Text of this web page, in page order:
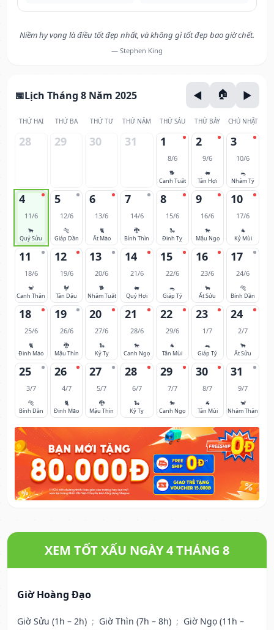
Niềm hy vọng là điều tốt đẹp nhất, và không gì tốt đẹp bao giờ chết.
— Stephen King
Lịch Tháng 8 Năm 2025
THỨ HAI THỨ BA THỨ TƯ THỨ NĂM THỨ SÁU THỨ BẢY CHỦ NHẬT
28 29 30 31 1
8/6
🐕
Canh Tuất
2
9/6
🐖
Tân Hợi
3
10/6
🐀
Nhâm Tý
4
11/6
🐂
Quý Sửu
5
12/6
🐅
Giáp Dần
6
13/6
🐈
Ất Mão
7
14/6
🐉
Bính Thìn
8
15/6
🐍
Đinh Tỵ
9
16/6
🐎
Mậu Ngọ
10
17/6
🐐
Kỷ Mùi
11
18/6
🐒
Canh Thân
12
19/6
🐓
Tân Dậu
13
20/6
🐕
Nhâm Tuất
14
21/6
🐖
Quý Hợi
15
22/6
🐀
Giáp Tý
16
23/6
🐂
Ất Sửu
17
24/6
🐅
Bính Dần
18
25/6
🐈
Đinh Mão
19
26/6
🐉
Mậu Thìn
20
27/6
🐍
Kỷ Tỵ
21
28/6
🐎
Canh Ngọ
22
29/6
🐐
Tân Mùi
23
1/7
🐀
Giáp Tý
24
2/7
🐂
Ất Sửu
25
3/7
🐅
Bính Dần
26
4/7
🐈
Đinh Mão
27
5/7
🐉
Mậu Thìn
28
6/7
🐍
Kỷ Tỵ
29
7/7
🐎
Canh Ngọ
30
8/7
🐐
Tân Mùi
31
9/7
🐒
Nhâm Thân
XEM TỐT XẤU NGÀY 4 THÁNG 8
Giờ Hoàng Đạo
Giờ Sửu (1h – 2h) ; Giờ Thìn (7h – 8h) ; Giờ Ngọ (11h –